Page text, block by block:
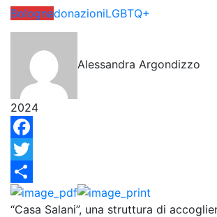
BolognadonazioniLGBTQ+
Alessandra Argondizzo
2024
Facebook
Twitter
Condividi
“Casa Salani”, una struttura di